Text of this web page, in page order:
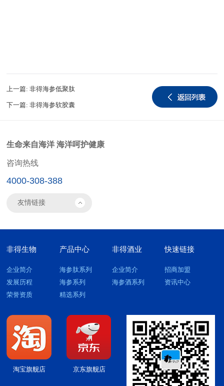
上一篇:非得海参低聚肽
下一篇:非得海参软胶囊
生命来自海洋 海洋呵护健康
咨询热线
4000-308-388
非得生物
企业简介
发展历程
荣誉资质
产品中心
海参肽系列
海参系列
精选系列
非得酒业
企业简介
海参酒系列
快速链接
招商加盟
资讯中心
淘宝旗舰店 京东旗舰店